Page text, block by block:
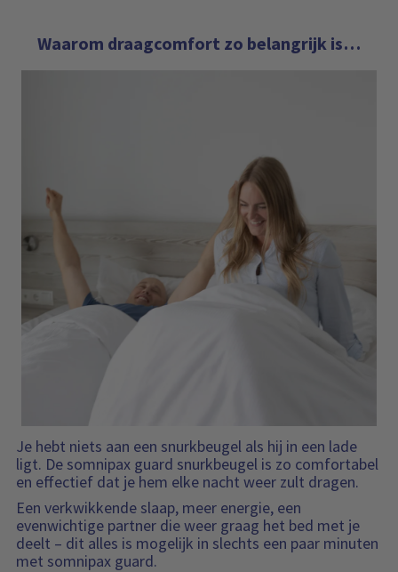
Je hebt niets aan een snurkbeugel als hij in een lade
ligt. De somnipax guard snurkbeugel is zo comfortabel
en effectief dat je hem elke nacht weer zult dragen.
Een verkwikkende slaap, meer energie, een
evenwichtige partner die weer graag het bed met je
deelt – dit alles is mogelijk in slechts een paar minuten
met somnipax guard.
Waarom draagcomfort zo belangrijk is…